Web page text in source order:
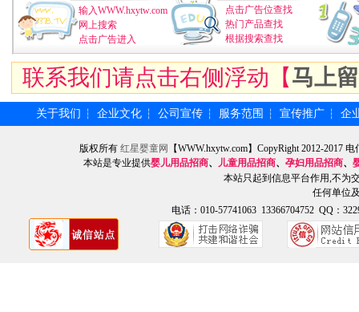
输入WWW.hxytw.com
网上搜索
点击广告进入
点击广告位查找
热门产品查找
根据搜索查找
联系我们请点击右侧浮动【马上
关于我们 ┆ 企业文化 ┆ 公司宣传 ┆ 服务范围 ┆ 宣传推广 ┆ 企
版权所有 红星婴童网
【WWW.hxytw.com】CopyRight 2012-2017
本站是专业提供婴儿用品招商、 儿童用品招商、 孕妇用品招商、
本站只起到信息平台作用,不为
任何单位
电话：010-57741063 13366704752 QQ：